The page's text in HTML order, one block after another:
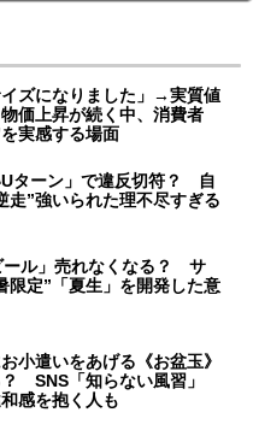
イズになりました」→実質値
価上昇が続く中、消費者
実感する場面
Uターン」で違反切符？ 自
走”強いられた理不尽すぎる
ール」売れなくなる？ サ
限定”「夏生」を開発した意
小遣いをあげる《お盆玉》
SNS「知らない風習」
感を抱く人も